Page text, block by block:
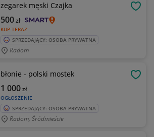
zegarek męski Czajka
KUP TERAZ
500zł
SPRZEDAJĄCY: OSOBA PRYWATNA
Radom
błonie - polski mostek
OGŁOSZENIE
1 000zł
SPRZEDAJĄCY: OSOBA PRYWATNA
Radom, Śródmieście